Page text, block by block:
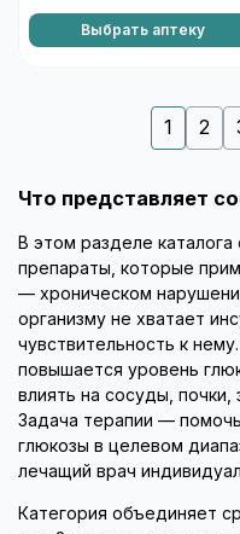
Выбрать аптеку
1 2
Что представляет
В этом разделе
препараты, которые
— хроническом
организму не хватает
чувствительность к
повышается уровень
влиять на сосуды,
Задача терапии —
глюкозы в целевом
лечащий врач
Категория объединяет